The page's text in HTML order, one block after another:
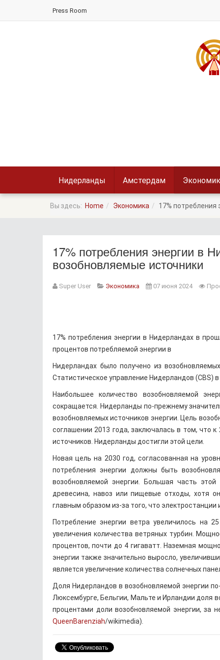
Press Room
Нидерланды Амстердам
Вы здесь: Home Экономика 17%
17% потребления энергии в
возобновляемые источники
Super User Экономика 07 июня 2024
17% потребления энергии в Нидерландах в
процентов потребляемой энергии в
Нидерландах было получено из
Статистическое управление Нидерландов (CBS) в
Наибольшее количество возобновляемой
сокращается. Нидерланды по-прежнему
возобновляемых источников энергии. Цель
соглашении 2013 года, заключалась в том, что
источников. Нидерланды достигли этой цели.
Новая цель на 2030 год, согласованная на
потребления энергии должны быть
возобновляемой энергии. Большая часть
древесина, навоз или пищевые отходы, хотя
главным образом из-за того, что
Потребление энергии ветра увеличилось на
увеличения количества ветряных турбин.
процентов, почти до 4 гигаватт. Наземная
энергии также значительно выросло,
является увеличение количества солнечных
Доля Нидерландов в возобновляемой энергии
Люксембурге, Бельгии, Мальте и Ирландии доля
процентами доли возобновляемой энергии, за
QueenBarenziah/wikimedia).